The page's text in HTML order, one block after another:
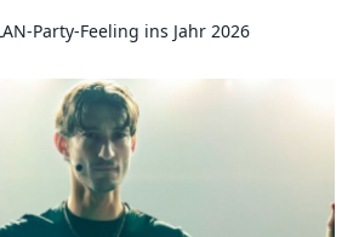
Party-Feeling ins Jahr 2026